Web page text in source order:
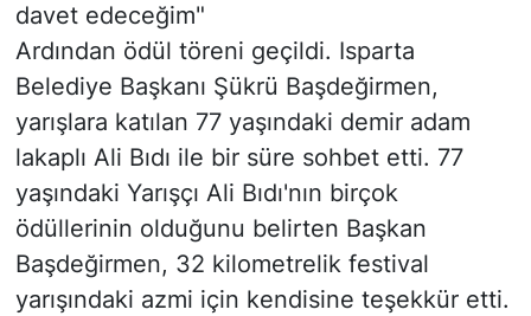
davet edeceğim"
Ardından ödül töreni geçildi. Isparta
Belediye Başkanı Şükrü Başdeğirmen,
yarışlara katılan 77 yaşındaki demir adam
lakaplı Ali Bıdı ile bir süre sohbet etti. 77
yaşındaki Yarışçı Ali Bıdı'nın birçok
ödüllerinin olduğunu belirten Başkan
Başdeğirmen, 32 kilometrelik festival
yarışındaki azmi için kendisine teşekkür etti.